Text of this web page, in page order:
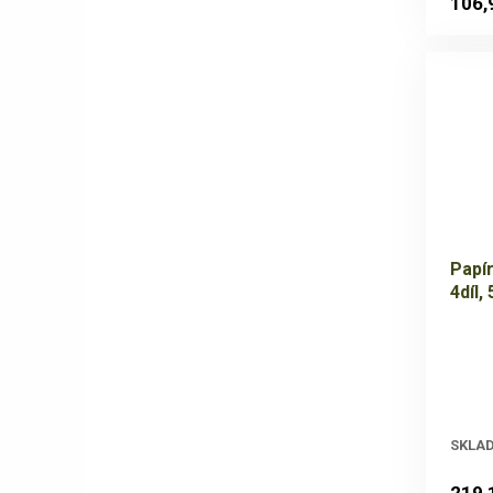
4díl,